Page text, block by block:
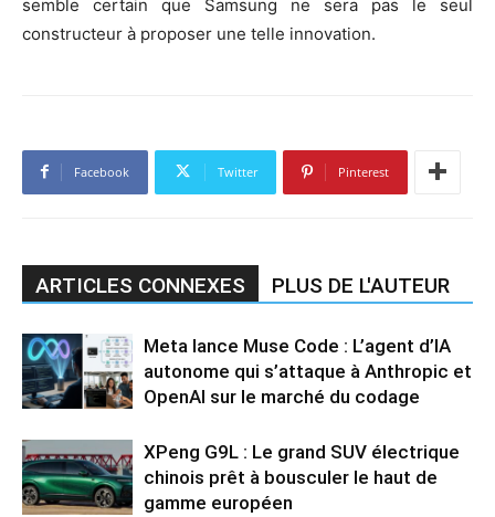
semble certain que Samsung ne sera pas le seul
constructeur à proposer une telle innovation.
Facebook Twitter Pinterest
ARTICLES CONNEXES PLUS DE L'AUTEUR
Meta lance Muse Code : L’agent d’IA
autonome qui s’attaque à Anthropic et
OpenAI sur le marché du codage
XPeng G9L : Le grand SUV électrique
chinois prêt à bousculer le haut de
gamme européen